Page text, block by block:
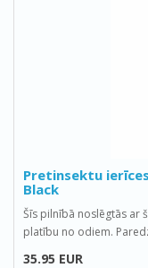
Pretinsektu
Black
Šīs pilnībā noslēgtās ar
platību no odiem.
35.95 EUR